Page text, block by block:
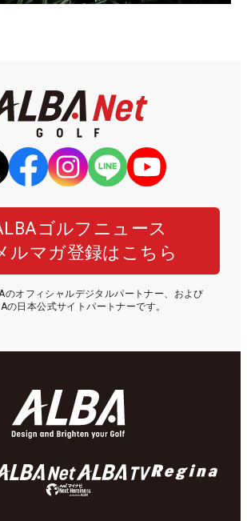
ゴルフニュース
ルマガ登録はこちら
のオフィシャルデジタルパートナー、および
の日本公式サイトパートナーです。